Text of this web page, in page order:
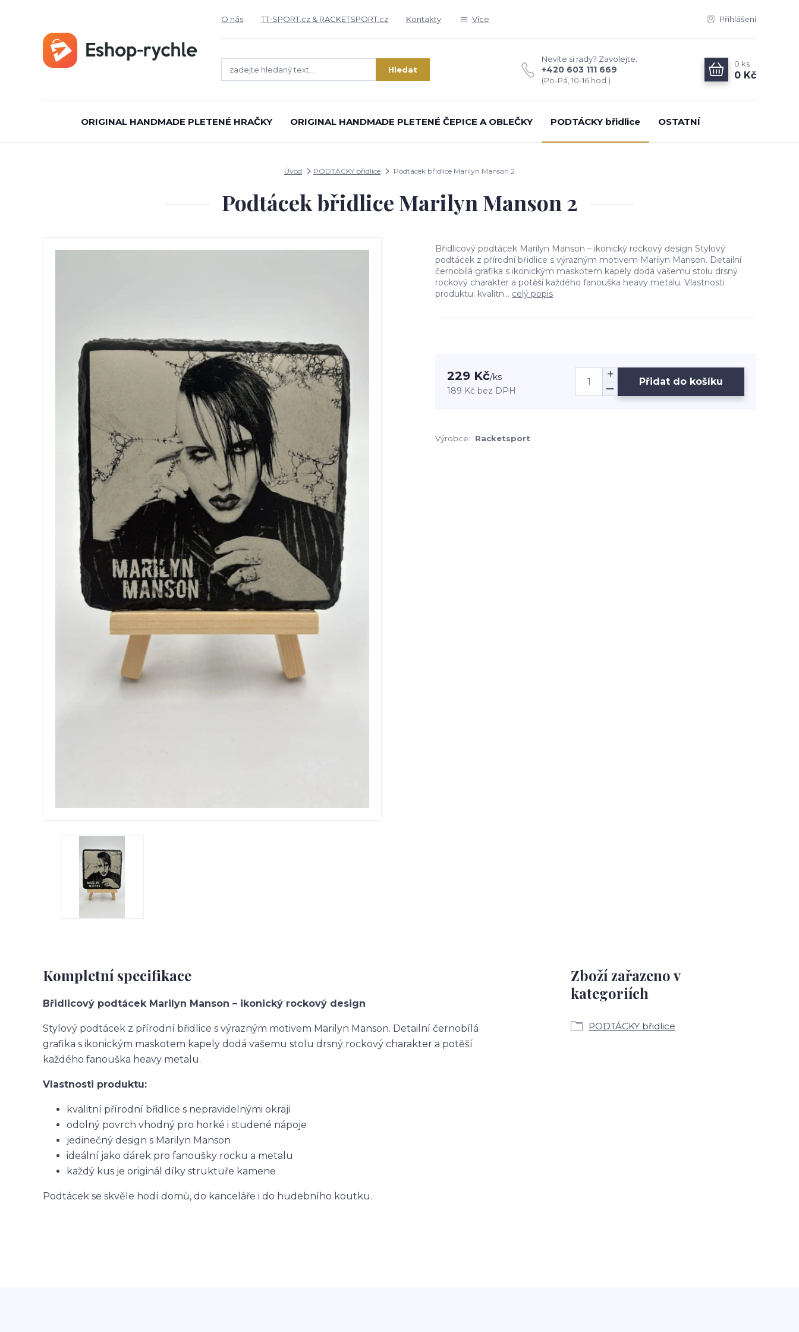
O nás TT-SPORT.cz & RACKETSPORT.cz Kontakty Více Přihlášení
Hledat
Nevíte si rady? Zavolejte.
+420 603 111 669
(Po-Pá, 10-16 hod.)
0 ks
0 Kč
ORIGINAL HANDMADE PLETENÉ HRAČKY ORIGINAL HANDMADE PLETENÉ ČEPICE A OBLEČKY PODTÁCKY břidlice OSTATNÍ
Úvod PODTÁCKY břidlice Podtácek břidlice Marilyn Manson 2
Podtácek břidlice Marilyn Manson 2
Břidlicový podtácek Marilyn Manson – ikonický rockový design Stylový
podtácek z přírodní břidlice s výrazným motivem Marilyn Manson. Detailní
černobílá grafika s ikonickým maskotem kapely dodá vašemu stolu drsný
rockový charakter a potěší každého fanouška heavy metalu. Vlastnosti
produktu: kvalitn... celý popis
229 Kč/ks
189 Kč bez DPH
Přidat do košíku
Výrobce: Racketsport
Kompletní specifikace
Břidlicový podtácek Marilyn Manson – ikonický rockový design
Stylový podtácek z přírodní břidlice s výrazným motivem Marilyn Manson. Detailní černobílá
grafika s ikonickým maskotem kapely dodá vašemu stolu drsný rockový charakter a potěší
každého fanouška heavy metalu.
Vlastnosti produktu:
kvalitní přírodní břidlice s nepravidelnými okraji
odolný povrch vhodný pro horké i studené nápoje
jedinečný design s Marilyn Manson
ideální jako dárek pro fanoušky rocku a metalu
každý kus je originál díky struktuře kamene
Podtácek se skvěle hodí domů, do kanceláře i do hudebního koutku.
Zboží zařazeno v
kategoriích
PODTÁCKY břidlice